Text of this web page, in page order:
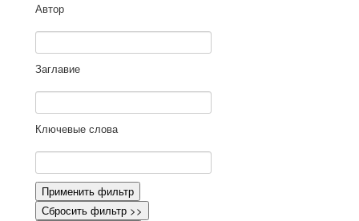
Участники
Научная работа
Как работать с сайтом
Контакты
Автор
Заглавие
Ключевые слова
Применить фильтр
Сбросить фильтр >>